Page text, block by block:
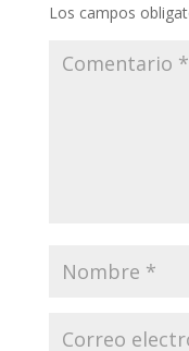
Los campos